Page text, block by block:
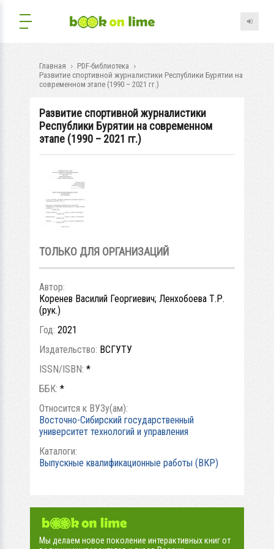
Главная
PDF-библиотека
Развитие спортивной журналистики Республики Бурятии на
современном этапе (1990 – 2021 гг.)
Развитие спортивной журналистики
Республики Бурятии на современном
этапе (1990 – 2021 гг.)
ТОЛЬКО ДЛЯ ОРГАНИЗАЦИЙ
Автор:
Коренев Василий Георгиевич; Ленхобоева Т.Р.
(рук.)
Год: 2021
Издательство: ВСГУТУ
ISSN/ISBN: *
ББК: *
Относится к ВУЗу(ам):
Восточно-Сибирский государственный
университет технологий и управления
Каталоги:
Выпускные квалификационные работы (ВКР)
Мы делаем новое поколение интерактивных книг от